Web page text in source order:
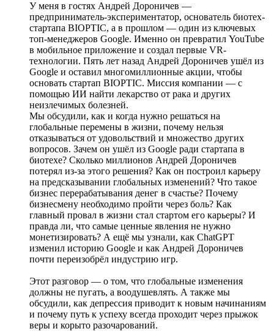
У меня в гостях Андрей Дороничев —
предприниматель-экспериментатор, основатель биотех-
стартапа BIOPTIC, а в прошлом — один из ключевых
топ-менеджеров Google. Именно он превратил YouTube
в мобильное приложение и создал первые VR-
технологии. Пять лет назад Андрей Дороничев ушёл из
Google и оставил многомиллионные акции, чтобы
основать стартап BIOPTIC. Миссия компании — с
помощью ИИ найти лекарство от рака и других
неизлечимых болезней.
Мы обсудили, как и когда нужно решаться на
глобальные перемены в жизни, почему нельзя
отказываться от удовольствий и множество других
вопросов. Зачем он ушёл из Google ради стартапа в
биотехе? Сколько миллионов Андрей Дороничев
потерял из-за этого решения? Как он построил карьеру
на предсказывании глобальных изменений? Что такое
бизнес перерабатывания денег в счастье? Почему
бизнесмену необходимо пройти через боль? Как
главный провал в жизни стал стартом его карьеры? И
правда ли, что самые ценные явления не нужно
монетизировать? А ещё мы узнали, как ChatGPT
изменил историю Google и как Андрей Дороничев
почти переизобрёл индустрию игр.
Этот разговор — о том, что глобальные изменения
должны не пугать, а воодушевлять. А также мы
обсудили, как депрессия приводит к новым начинаниям
и почему путь к успеху всегда проходит через прыжок
веры и корыто разочарований.